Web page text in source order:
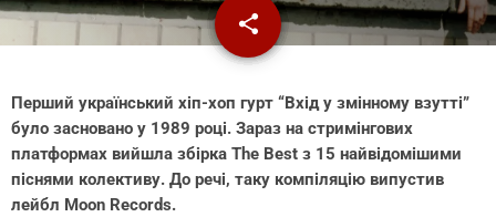
share
email
Перший український хіп-хоп гурт “Вхід у змінному взутті”
було засновано у 1989 році. Зараз на стримінгових
платформах вийшла збірка The Best з 15 найвідомішими
піснями колективу. До речі, таку компіляцію випустив
лейбл Moon Records.